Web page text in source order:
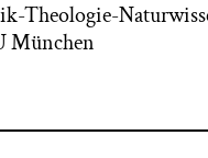
Theologie-
München